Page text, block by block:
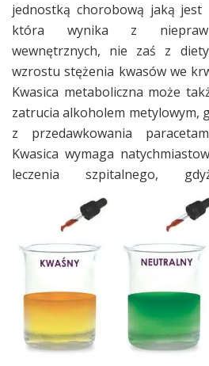
jednostką chorobową jaką jest
która wynika z
wewnętrznych, nie zaś z
wzrostu stężenia kwasów we
Kwasica metaboliczna może
zatrucia alkoholem metylowym,
z przedawkowania
Kwasica wymaga
leczenia szpitalnego,